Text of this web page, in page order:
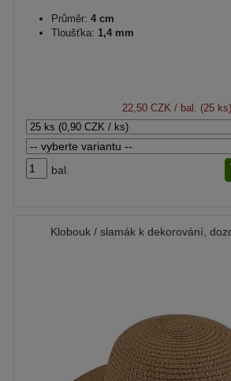
Průměr: 4 cm
Tloušťka: 1,4 mm
22,50 CZK / bal. (25 ks)
bal.
Klobouk / slamák k dekorování,